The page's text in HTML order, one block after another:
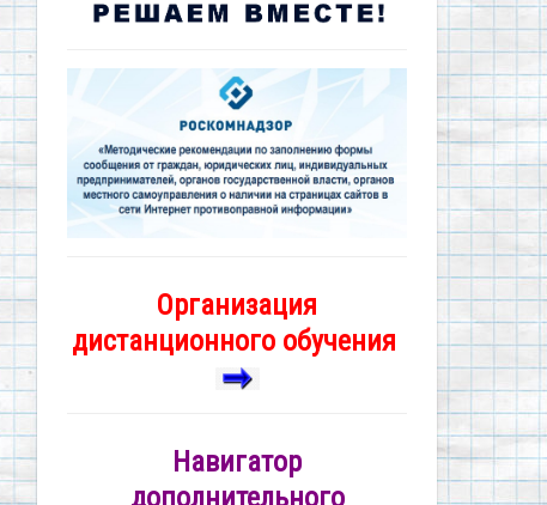
Организация
дистанционного обучения
Навигатор
дополнительного